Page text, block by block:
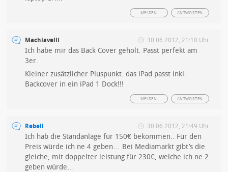
ANTWORTEN
MELDEN
Machiavelli 30.06.2012, 21:10 Uhr
Ich habe mir das Back Cover geholt. Passt perfekt am
3er.
Kleiner zusätzlicher Pluspunkt: das iPad passt inkl.
Backcover in ein iPad 1 Dock!!!
ANTWORTEN
MELDEN
Rebell 30.06.2012, 21:49 Uhr
Ich hab die Standanlage für 150€ bekommen.. Für den
Preis würde ich ne 4 geben… Bei Mediamarkt gibt’s die
gleiche, mit doppelter leistung für 230€, welche ich ne 2
geben würde…